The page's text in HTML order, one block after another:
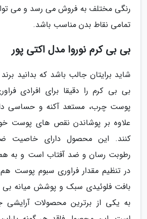
رنگی مختلف به فروش می رسد و می
تمامی نقاط بدن مناسب باشد.
بی بی کرم نوروا مدل اکتی پور
شاید برایتان جالب باشد که بدانید
بی بی کرم را دقیقا برای افرادی
پوست چرب، مستعد آکنه و حساسی
علاوه بر پوشاندن نقص های پوست
کنند. این محصول دارای خاصیت
رطوبت رسان و ضد آفتاب است و به
در تنظیم مقدار فراوری سبوم پوست
بافت فلوئیدی سبک و پوشش میانه بی
به یکی از برترین محصولات آرایشی